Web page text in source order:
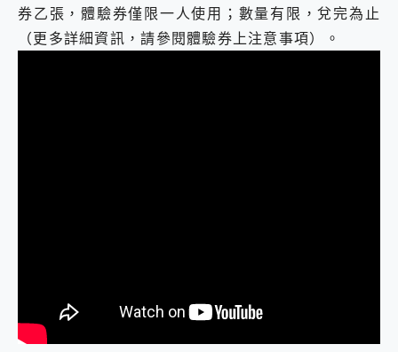
券乙張，體驗券僅限一人使用；數量有限，兌完為止
（更多詳細資訊，請參閱體驗券上注意事項）。